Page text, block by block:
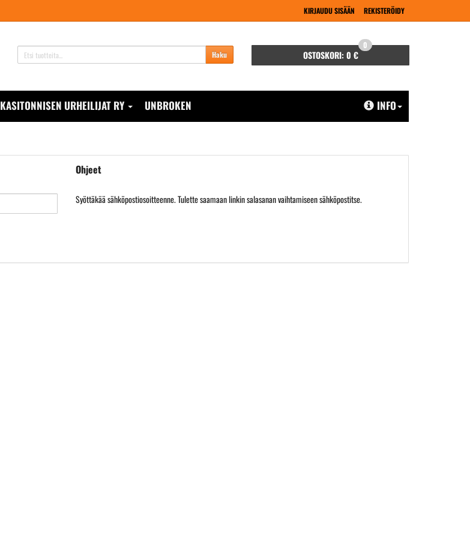
KIRJAUDU SISÄÄN REKISTERÖIDY
Haku OSTOSKORI: 0 €
0
KASITONNISEN URHEILIJAT RY UNBROKEN INFO
Ohjeet
Syöttäkää sähköpostiosoitteenne. Tulette saamaan linkin salasanan vaihtamiseen sähköpostitse.